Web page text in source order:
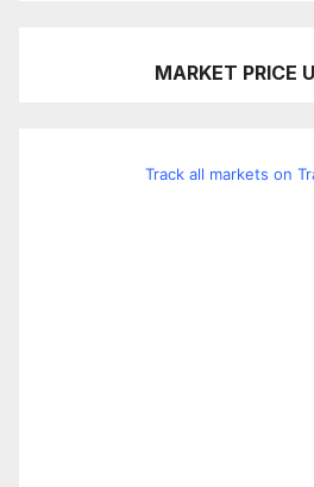
MARKET PRICE
Track all markets on